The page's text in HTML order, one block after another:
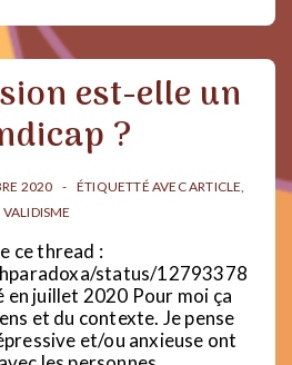
est-elle un
?
2020 ÉTIQUETTÉ AVECARTICLE,
ce thread :
status/12793378
juillet 2020 Pour moi ça
et du contexte. Je pense
et/ou anxieuse ont